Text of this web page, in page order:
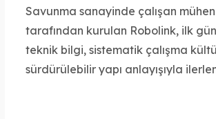
Savunma sanayinde çalışan
tarafından kurulan Robolink, ilk
teknik bilgi, sistematik çalışma
sürdürülebilir yapı anlayışıyla